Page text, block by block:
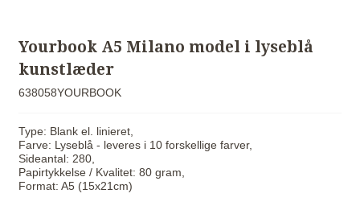
Yourbook A5 Milano model i lyseblå
kunstlæder
638058YOURBOOK
Type: Blank el. linieret,
Farve: Lyseblå - leveres i 10 forskellige farver,
Sideantal: 280,
Papirtykkelse / Kvalitet: 80 gram,
Format: A5 (15x21cm)